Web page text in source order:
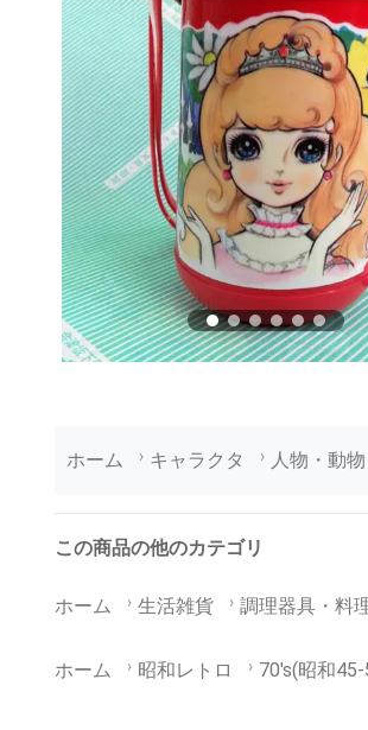
ホーム キャラクタ 人物・動物
この商品の他のカテゴリ
ホーム 生活雑貨 調理器具・料
ホーム 昭和レトロ 70's(昭和